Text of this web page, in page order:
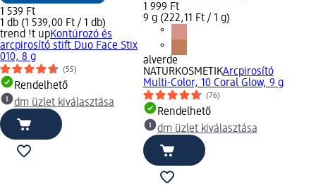
1 539 Ft
1 db (1 539,00 Ft / 1 db)
trend !t upKontúrozó és
arcpirosító stift Duo Face Stix
010, 8 g
(55)
Rendelhető
dm üzlet kiválasztása
1 999 Ft
9 g (222,11 Ft / 1 g)
alverde
NATURKOSMETIKArcpirosító
Multi-Color, 10 Coral Glow, 9 g
(76)
Rendelhető
dm üzlet kiválasztása